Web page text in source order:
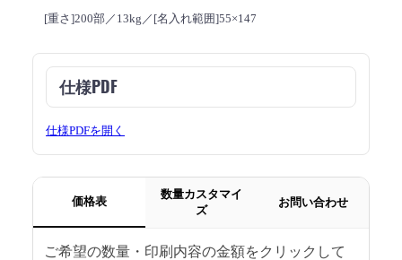
[重さ]200部／13kg／[名入れ範囲]55×147
仕様PDF
仕様PDFを開く
価格表
数量カスタマイ
ズ
お問い合わせ
ご希望の数量・印刷内容の金額をクリックして